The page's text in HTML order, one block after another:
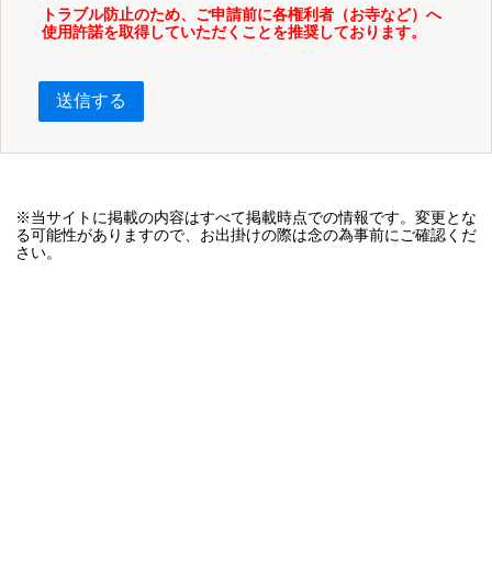
トラブル防止のため、ご申請前に各権利者（お寺など）へ
使用許諾を取得していただくことを推奨しております。
送信する
※当サイトに掲載の内容はすべて掲載時点での情報です。変更とな
る可能性がありますので、お出掛けの際は念の為事前にご確認くだ
さい。